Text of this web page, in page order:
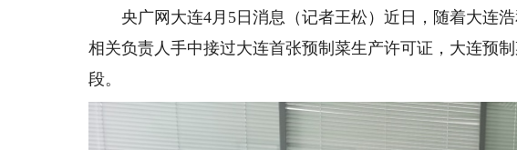
央广网大连4月5日消息（记者王松）近日，随着大连浩
相关负责人手中接过大连首张预制菜生产许可证，大连预
段。